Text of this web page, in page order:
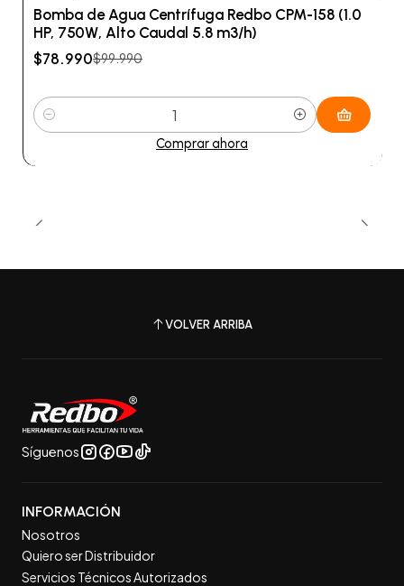
Bomba de Agua Centrífuga Redbo CPM-158 (1.0
HP, 750W, Alto Caudal 5.8 m3/h)
$78.990$99.990
Cantidad
Comprar ahora
VOLVER ARRIBA
Síguenos
INFORMACIÓN
Nosotros
Quiero ser Distribuidor
Servicios Técnicos Autorizados